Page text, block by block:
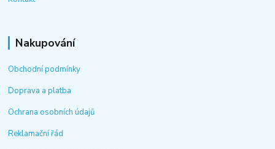
Nakupování
Obchodní podmínky
Doprava a platba
Ochrana osobních údajů
Reklamační řád